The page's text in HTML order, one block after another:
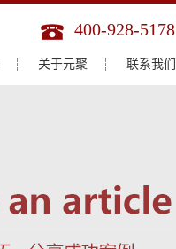
400-928-5178
关于元聚 联系我们